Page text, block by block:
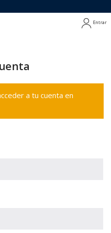
Entrar
a tu cuenta en